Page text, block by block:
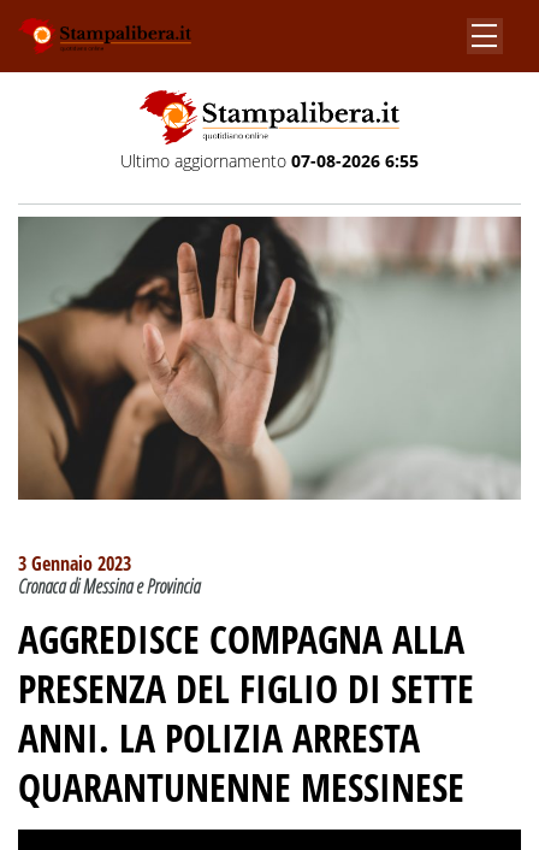
Ultimo aggiornamento 07-08-2026 6:55
3 Gennaio 2023
Cronaca di Messina e Provincia
AGGREDISCE COMPAGNA ALLA
PRESENZA DEL FIGLIO DI SETTE
ANNI. LA POLIZIA ARRESTA
QUARANTUNENNE MESSINESE